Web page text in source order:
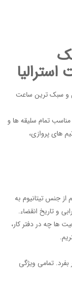
و سبک ترین ساعت
تمام سلیقه ها و
های پروازی،
جنس تیتانیوم به
و تاریخ انقضاء.
ها چه در دفتر کار،
تمامی ویژگی